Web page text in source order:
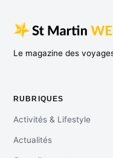
Le magazine des
RUBRIQUES
Activités & Lifestyle
Actualités